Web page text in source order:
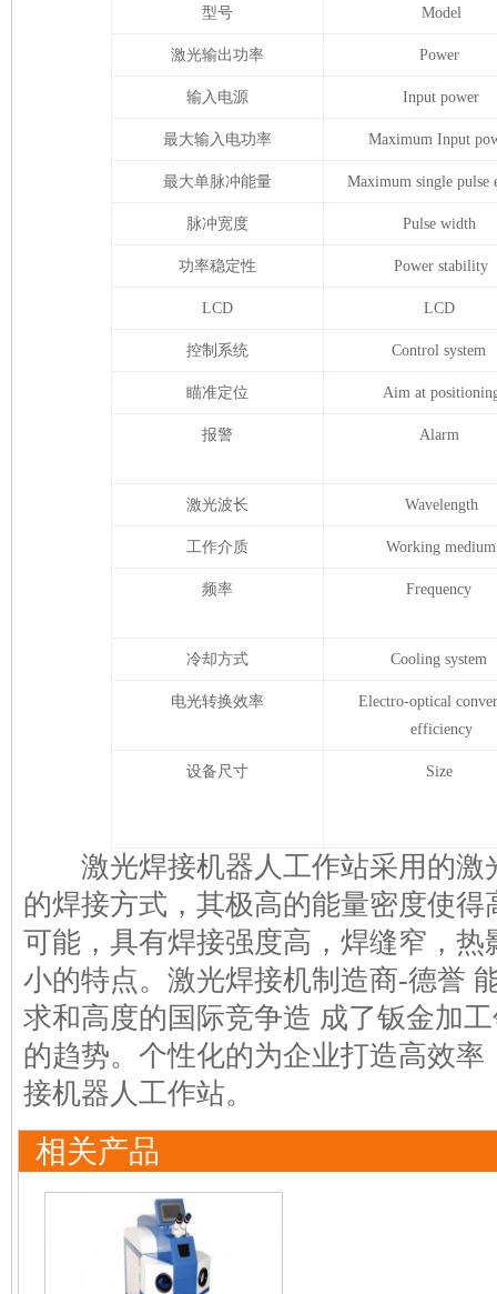
型号 Model
激光输出功率 Power
输入电源 Input power
最大输入电功率 Maximum Input
最大单脉冲能量 Maximum single pulse
脉冲宽度 Pulse width
功率稳定性 Power stability
LCD LCD
控制系统 Control system
瞄准定位 Aim at
报警 Alarm
激光波长 Wavelength
工作介质 Working medium
频率 Frequency
冷却方式 Cooling system
电光转换效率
Electro-optical
efficiency
设备尺寸 Size
激光焊接机器人工作站采用的激
的焊接方式，其极高的能量密度使
可能，具有焊接强度高，焊缝窄，
小的特点。激光焊接机制造商-德誉
求和高度的国际竞争造 成了钣金加
的趋势。个性化的为企业打造高效
接机器人工作站。
相关产品